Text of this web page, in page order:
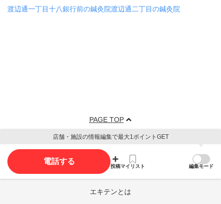
渡辺通一丁目十八銀行前の鍼灸院渡辺通二丁目の鍼灸院
PAGE TOP
店舗・施設の情報編集で最大1ポイントGET
電話する
投稿マイリスト 編集モード
エキテンとは